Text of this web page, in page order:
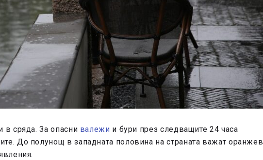
в сряда. За опасни валежи и бури през следващите 24 часа
До полунощ в западната половина на страната важат оранжев